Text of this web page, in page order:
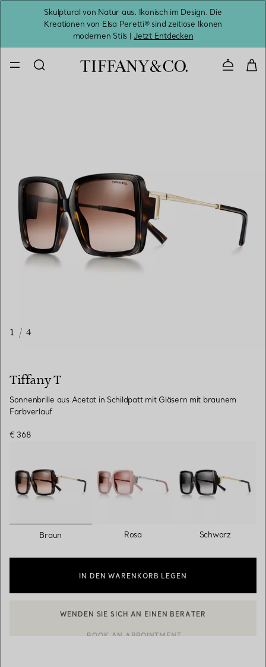
Skulptural von Natur aus. Ikonisch im Design. Die
Kreationen von Elsa Peretti® sind zeitlose Ikonen
modernen Stils |Jetzt Entdecken
1 / 4
Tiffany T
Sonnenbrille aus Acetat in Schildpatt mit Gläsern mit braunem
Farbverlauf
€ 368
Braun Rosa Schwarz
IN DEN WARENKORB LEGEN
BOOK AN APPOINTMENT